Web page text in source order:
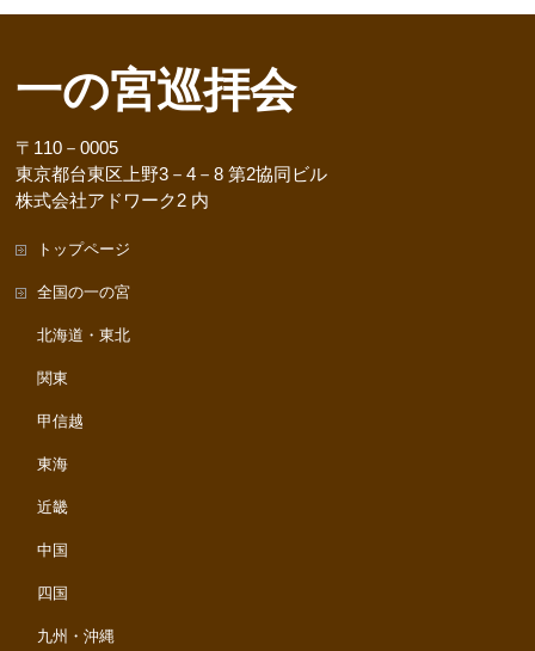
一の宮巡拝会
〒110－0005
東京都台東区上野3－4－8 第2協同ビル
株式会社アドワーク2 内
トップページ
全国の一の宮
北海道・東北
関東
甲信越
東海
近畿
中国
四国
九州・沖縄